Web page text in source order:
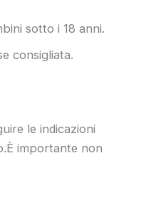
sotto i 18 anni.
consigliata.
le indicazioni
importante non